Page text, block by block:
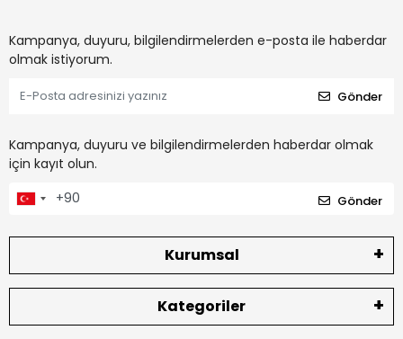
Kampanya, duyuru, bilgilendirmelerden e-posta ile haberdar
olmak istiyorum.
Gönder
Kampanya, duyuru ve bilgilendirmelerden haberdar olmak
için kayıt olun.
Gönder
Kurumsal
Kategoriler